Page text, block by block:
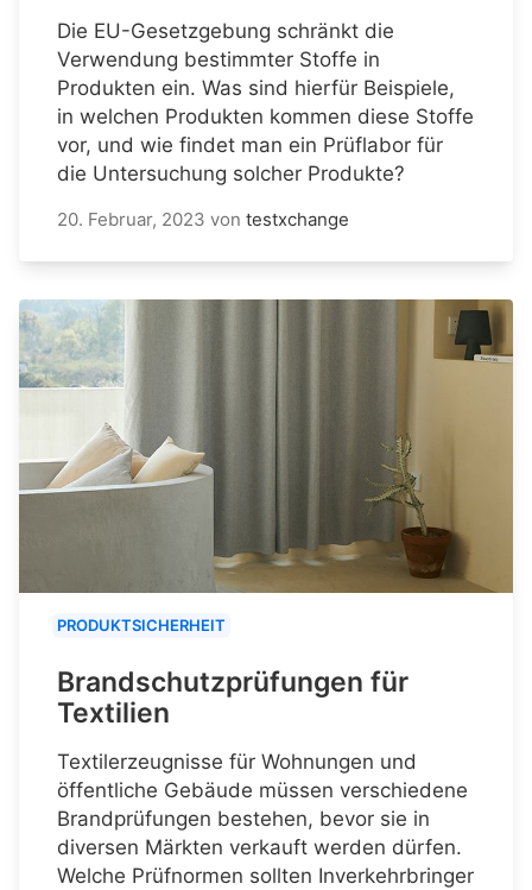
Die EU-Gesetzgebung schränkt die
Verwendung bestimmter Stoffe in
Produkten ein. Was sind hierfür Beispiele,
in welchen Produkten kommen diese Stoffe
vor, und wie findet man ein Prüflabor für
die Untersuchung solcher Produkte?
20. Februar, 2023 von testxchange
PRODUKTSICHERHEIT
Brandschutzprüfungen für
Textilien
Textilerzeugnisse für Wohnungen und
öffentliche Gebäude müssen verschiedene
Brandprüfungen bestehen, bevor sie in
diversen Märkten verkauft werden dürfen.
Welche Prüfnormen sollten Inverkehrbringer